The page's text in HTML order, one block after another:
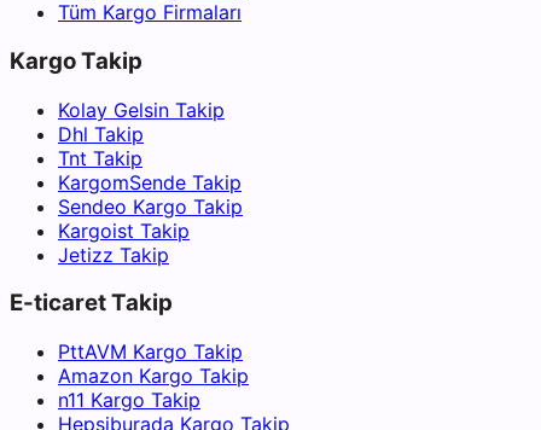
Tüm Kargo Firmaları
Kargo Takip
Kolay Gelsin Takip
Dhl Takip
Tnt Takip
KargomSende Takip
Sendeo Kargo Takip
Kargoist Takip
Jetizz Takip
E-ticaret Takip
PttAVM Kargo Takip
Amazon Kargo Takip
n11 Kargo Takip
Hepsiburada Kargo Takip